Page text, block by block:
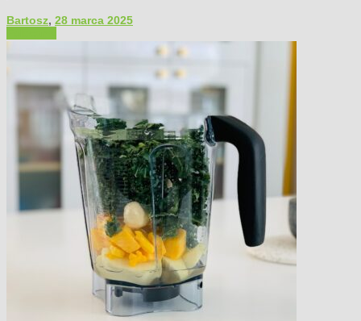
Bartosz, 28 marca 2025